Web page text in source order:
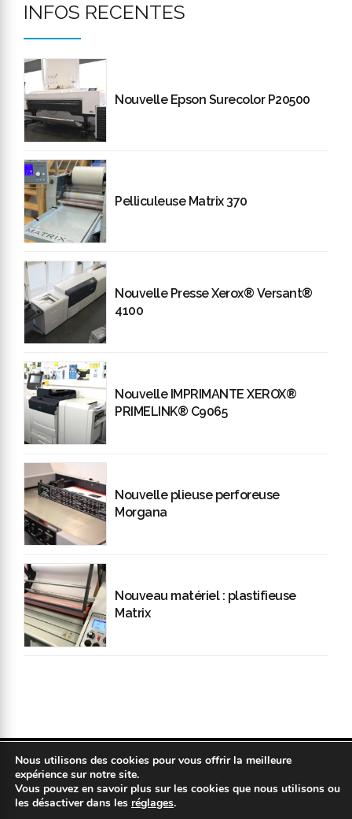
INFOS RECENTES
Nouvelle Epson Surecolor P20500
Pelliculeuse Matrix 370
Nouvelle Presse Xerox® Versant®
4100
Nouvelle IMPRIMANTE XEROX®
PRIMELINK® C9065
Nouvelle plieuse perforeuse
Morgana
Nouveau matériel : plastifieuse
Matrix
Copyright 2019 © COPYPLAN. Tous droits réservés |Mentions légales
|Politique de confidentialité
Nous utilisons des cookies pour vous offrir la meilleure
expérience sur notre site.
Vous pouvez en savoir plus sur les cookies que nous utilisons ou
les désactiver dans les réglages.